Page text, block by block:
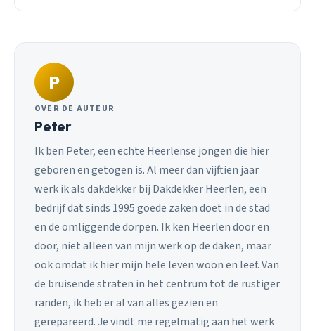
P
OVER DE AUTEUR
Peter
Ik ben Peter, een echte Heerlense jongen die hier
geboren en getogen is. Al meer dan vijftien jaar
werk ik als dakdekker bij Dakdekker Heerlen, een
bedrijf dat sinds 1995 goede zaken doet in de stad
en de omliggende dorpen. Ik ken Heerlen door en
door, niet alleen van mijn werk op de daken, maar
ook omdat ik hier mijn hele leven woon en leef. Van
de bruisende straten in het centrum tot de rustiger
randen, ik heb er al van alles gezien en
gerepareerd. Je vindt me regelmatig aan het werk